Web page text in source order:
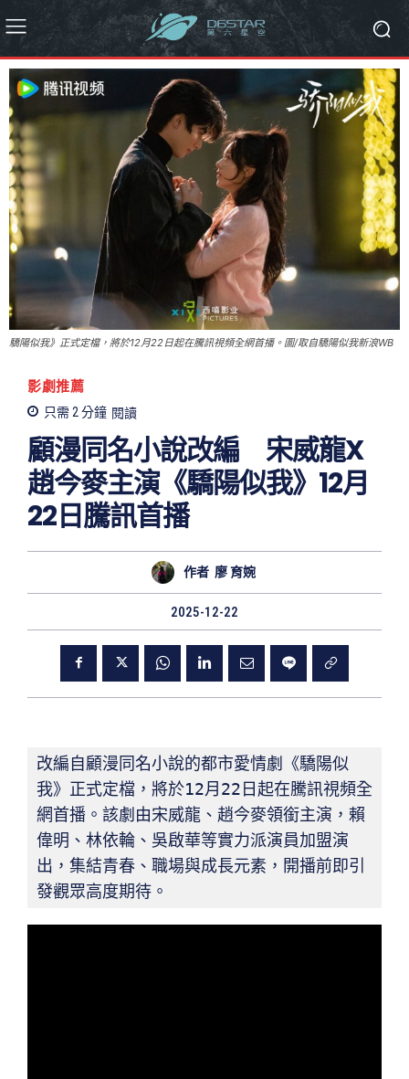
驕陽似我》正式定檔，將於12月22日起在騰訊視頻全網首播。圖/取自驕陽似我新浪WB
影劇推薦
只需 2分鐘 閱讀
顧漫同名小說改編 宋威龍X
趙今麥主演《驕陽似我》12月
22日騰訊首播
作者 廖 育婉
2025-12-22
改編自顧漫同名小說的都市愛情劇《驕陽似
我》正式定檔，將於12月22日起在騰訊視頻全
網首播。該劇由宋威龍、趙今麥領銜主演，賴
偉明、林依輪、吳啟華等實力派演員加盟演
出，集結青春、職場與成長元素，開播前即引
發觀眾高度期待。